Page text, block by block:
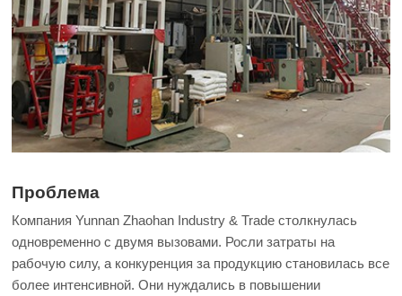
Проблема
Компания Yunnan Zhaohan Industry & Trade столкнулась
одновременно с двумя вызовами. Росли затраты на
рабочую силу, а конкуренция за продукцию становилась все
более интенсивной. Они нуждались в повышении